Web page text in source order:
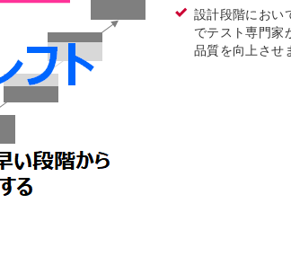
設計段階におい
でテスト専門家
品質を向上させ